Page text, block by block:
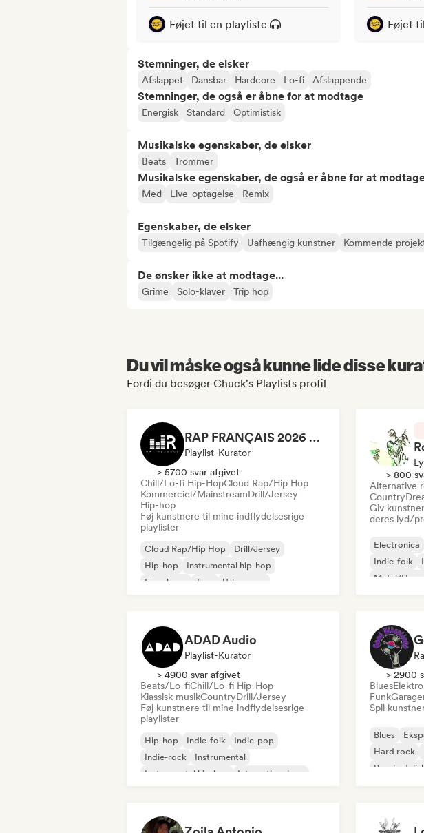
Føjet til en playliste Føjet
Stemninger, de elsker
Afslappet Dansbar Hardcore Lo-fi Afslappende
Stemninger, de også er åbne for at modtage
Energisk Standard Optimistisk
Musikalske egenskaber, de elsker
Beats Trommer
Musikalske egenskaber, de også er åbne for at
Med Live-optagelse Remix
Egenskaber, de elsker
Tilgængelig på Spotify Uafhængig kunstner Kommende
De ønsker ikke at modtage...
Grime Solo-klaver Trip hop
Du vil måske også kunne lide disse
Fordi du besøger Chuck's Playlists profil
RAP FRANÇAIS 2026 🔥🇫🇷 (Way Records)
Playlist-Kurator
> 5700 svar afgivet
Chill/Lo-fi Hip-HopCloud Rap/Hip Hop
Kommerciel/MainstreamDrill/Jersey
Hip-hop
Føj kunstnere til mine indflydelsesrige
playlister
Cloud Rap/Hip Hop
Drill/Jersey
Hip-hop
Instrumental hip-hop
Fransk rap
Trap
Urban pop
> 800
Alternative
Country
Giv
deres lyd/
Electronica
Indie-folk
Metal/
ADAD Audio
Playlist-Kurator
> 4900 svar afgivet
Beats/Lo-fiChill/Lo-fi Hip-Hop
Klassisk musikCountryDrill/Jersey
Føj kunstnere til mine indflydelsesrige
playlister
Hip-hop Indie-folk
Indie-pop
Indie-rock
Instrumental
Instrumental hip-hop
International rap
> 2900
Blues
Funk
Spil
Blues
Hard rock